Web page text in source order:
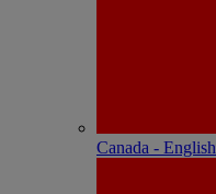
Canada - English